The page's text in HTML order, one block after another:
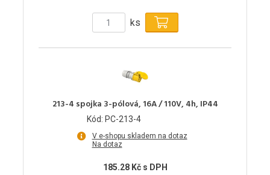
ks
213-4 spojka 3-pólová, 16A / 110V, 4h, IP44
Kód: PC-213-4
V e-shopu skladem na dotaz
Na dotaz
185.28 Kč s DPH